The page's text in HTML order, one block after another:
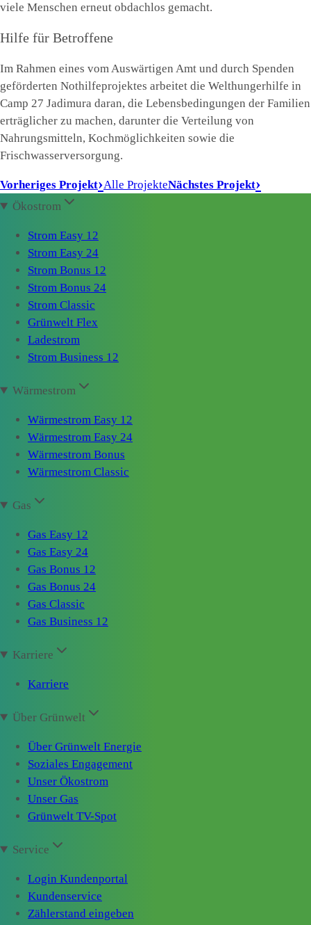
viele Menschen erneut obdachlos gemacht.
Hilfe für Betroffene
Im Rahmen eines vom Auswärtigen Amt und durch Spenden
geförderten Nothilfeprojektes arbeitet die Welthungerhilfe in
Camp 27 Jadimura daran, die Lebensbedingungen der Familien
erträglicher zu machen, darunter die Verteilung von
Nahrungsmitteln, Kochmöglichkeiten sowie die
Frischwasserversorgung.
Vorheriges Projekt Alle ProjekteNächstes Projekt
Ökostrom
Strom Easy 12
Strom Easy 24
Strom Bonus 12
Strom Bonus 24
Strom Classic
Grünwelt Flex
Ladestrom
Strom Business 12
Wärmestrom
Wärmestrom Easy 12
Wärmestrom Easy 24
Wärmestrom Bonus
Wärmestrom Classic
Gas
Gas Easy 12
Gas Easy 24
Gas Bonus 12
Gas Bonus 24
Gas Classic
Gas Business 12
Karriere
Karriere
Über Grünwelt
Über Grünwelt Energie
Soziales Engagement
Unser Ökostrom
Unser Gas
Grünwelt TV-Spot
Service
Login Kundenportal
Kundenservice
Zählerstand eingeben